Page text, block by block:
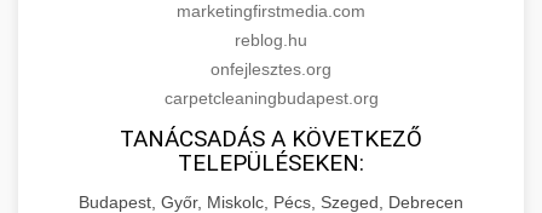
marketingfirstmedia.com
reblog.hu
onfejlesztes.org
carpetcleaningbudapest.org
TANÁCSADÁS A KÖVETKEZŐ
TELEPÜLÉSEKEN:
Budapest, Győr, Miskolc, Pécs, Szeged, Debrecen